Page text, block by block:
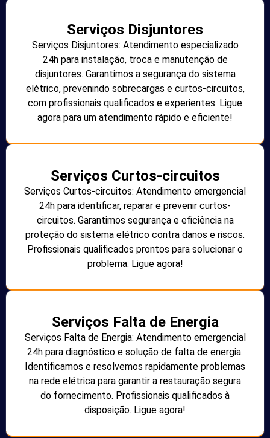
Serviços Disjuntores
Serviços Disjuntores: Atendimento especializado
24h para instalação, troca e manutenção de
disjuntores. Garantimos a segurança do sistema
elétrico, prevenindo sobrecargas e curtos-circuitos,
com profissionais qualificados e experientes. Ligue
agora para um atendimento rápido e eficiente!
Serviços Curtos-circuitos
Serviços Curtos-circuitos: Atendimento emergencial
24h para identificar, reparar e prevenir curtos-
circuitos. Garantimos segurança e eficiência na
proteção do sistema elétrico contra danos e riscos.
Profissionais qualificados prontos para solucionar o
problema. Ligue agora!
Serviços Falta de Energia
Serviços Falta de Energia: Atendimento emergencial
24h para diagnóstico e solução de falta de energia.
Identificamos e resolvemos rapidamente problemas
na rede elétrica para garantir a restauração segura
do fornecimento. Profissionais qualificados à
disposição. Ligue agora!